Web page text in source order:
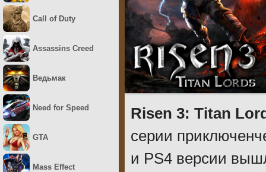
Risen 3: Titan
серии
и PS4 версии
Call of Duty
Assassins Creed
Ведьмак
Need for Speed
GTA
Mass Effect